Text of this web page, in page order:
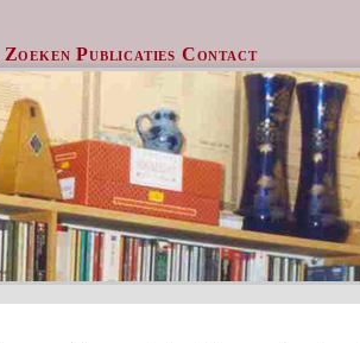
Publicaties Contact